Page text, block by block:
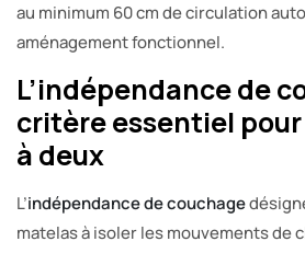
au minimum 60 cm de circulation
aménagement fonctionnel.
L’indépendance de
critère essentiel
à deux
L’indépendance de couchage
matelas à isoler les mouvements de